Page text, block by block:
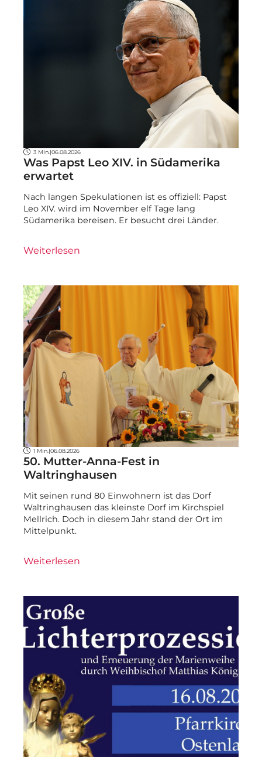
3 Min. |06.08.2026
Was Papst Leo XIV. in Südamerika
erwartet
Nach langen Spekulationen ist es offiziell: Papst
Leo XIV. wird im November elf Tage lang
Südamerika bereisen. Er besucht drei Länder.
Weiterlesen
1 Min. |06.08.2026
50. Mutter-Anna-Fest in
Waltringhausen
Mit seinen rund 80 Einwohnern ist das Dorf
Waltringhausen das kleinste Dorf im Kirchspiel
Mellrich. Doch in diesem Jahr stand der Ort im
Mittelpunkt.
Weiterlesen